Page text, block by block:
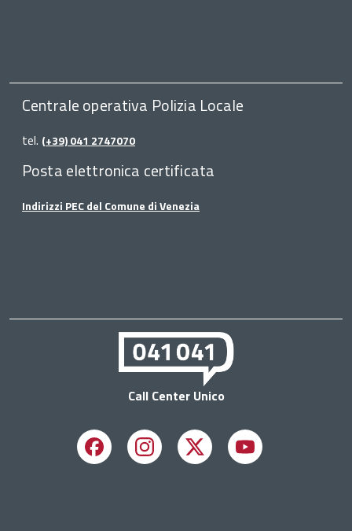
Centrale operativa Polizia Locale
tel. (+39) 041 2747070
Posta elettronica certificata
Indirizzi PEC del Comune di Venezia
Call Center Unico
FacebookInstagramX Youtube